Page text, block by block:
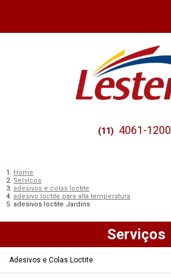
(11) 4061-1200
Home
Serviços
adesivos e colas loctite
adesivo loctite para alta temperatura
adesivos loctite Jardins
Serviços
Adesivos e Colas Loctite